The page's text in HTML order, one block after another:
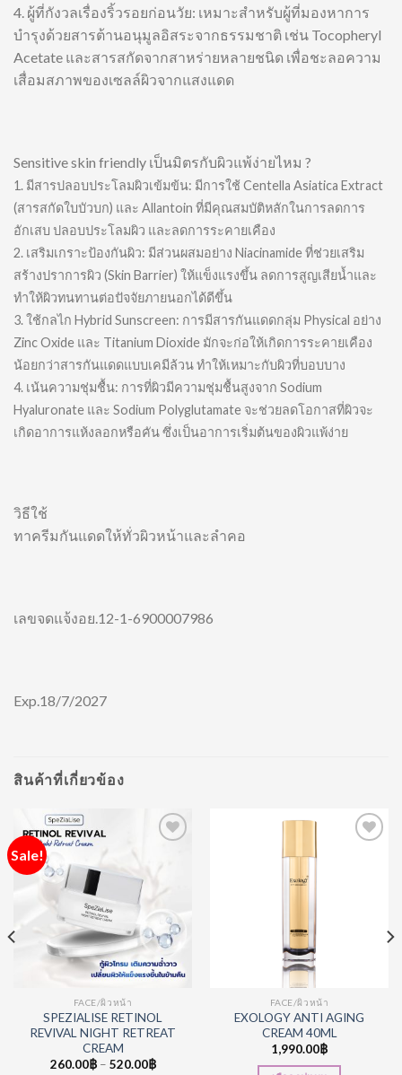
4. ผู้ที่กังวลเรื่องริ้วรอยก่อนวัย: เหมาะสำหรับผู้ที่มองหาการ
บำรุงด้วยสารต้านอนุมูลอิสระจากธรรมชาติ เช่น Tocopheryl
Acetate และสารสกัดจากสาหร่ายหลายชนิด เพื่อชะลอความ
เสื่อมสภาพของเซลล์ผิวจากแสงแดด
Sensitive skin friendly เป็นมิตรกับผิวแพ้ง่ายไหม ?
1. มีสารปลอบประโลมผิวเข้มข้น: มีการใช้ Centella Asiatica Extract
(สารสกัดใบบัวบก) และ Allantoin ที่มีคุณสมบัติหลักในการลดการ
อักเสบ ปลอบประโลมผิว และลดการระคายเคือง
2. เสริมเกราะป้องกันผิว: มีส่วนผสมอย่าง Niacinamide ที่ช่วยเสริม
สร้างปราการผิว (Skin Barrier) ให้แข็งแรงขึ้น ลดการสูญเสียน้ำและ
ทำให้ผิวทนทานต่อปัจจัยภายนอกได้ดีขึ้น
3. ใช้กลไก Hybrid Sunscreen: การมีสารกันแดดกลุ่ม Physical อย่าง
Zinc Oxide และ Titanium Dioxide มักจะก่อให้เกิดการระคายเคือง
น้อยกว่าสารกันแดดแบบเคมีล้วน ทำให้เหมาะกับผิวที่บอบบาง
4. เน้นความชุ่มชื้น: การที่ผิวมีความชุ่มชื้นสูงจาก Sodium
Hyaluronate และ Sodium Polyglutamate จะช่วยลดโอกาสที่ผิวจะ
เกิดอาการแห้งลอกหรือคัน ซึ่งเป็นอาการเริ่มต้นของผิวแพ้ง่าย
วิธีใช้
ทาครีมกันแดดให้ทั่วผิวหน้าและลำคอ
เลขจดแจ้งอย.12-1-6900007986
Exp.18/7/2027
สินค้าที่เกี่ยวข้อง
Sale!
FACE/ผิวหน้า
SPEZIALISE RETINOL
REVIVAL NIGHT RETREAT
CREAM
260.00฿– 520.00฿
FACE/ผิวหน้า
EXOLOGY ANTI AGING
CREAM 40ML
1,990.00฿